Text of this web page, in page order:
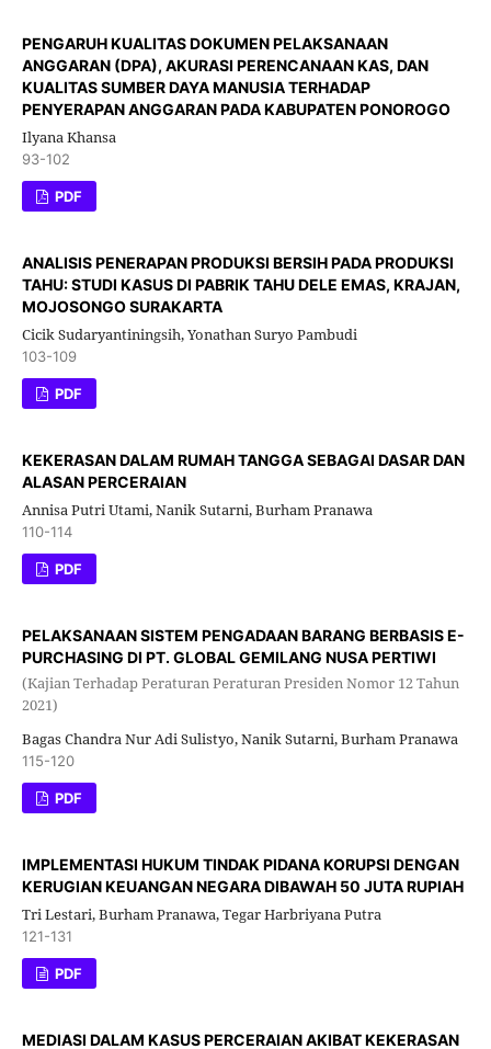
PENGARUH KUALITAS DOKUMEN PELAKSANAAN
ANGGARAN (DPA), AKURASI PERENCANAAN KAS, DAN
KUALITAS SUMBER DAYA MANUSIA TERHADAP
PENYERAPAN ANGGARAN PADA KABUPATEN PONOROGO
Ilyana Khansa
93-102
PDF
ANALISIS PENERAPAN PRODUKSI BERSIH PADA PRODUKSI
TAHU: STUDI KASUS DI PABRIK TAHU DELE EMAS, KRAJAN,
MOJOSONGO SURAKARTA
Cicik Sudaryantiningsih, Yonathan Suryo Pambudi
103-109
PDF
KEKERASAN DALAM RUMAH TANGGA SEBAGAI DASAR DAN
ALASAN PERCERAIAN
Annisa Putri Utami, Nanik Sutarni, Burham Pranawa
110-114
PDF
PELAKSANAAN SISTEM PENGADAAN BARANG BERBASIS E-
PURCHASING DI PT. GLOBAL GEMILANG NUSA PERTIWI
(Kajian Terhadap Peraturan Peraturan Presiden Nomor 12 Tahun
2021)
Bagas Chandra Nur Adi Sulistyo, Nanik Sutarni, Burham Pranawa
115-120
PDF
IMPLEMENTASI HUKUM TINDAK PIDANA KORUPSI DENGAN
KERUGIAN KEUANGAN NEGARA DIBAWAH 50 JUTA RUPIAH
Tri Lestari, Burham Pranawa, Tegar Harbriyana Putra
121-131
PDF
MEDIASI DALAM KASUS PERCERAIAN AKIBAT KEKERASAN